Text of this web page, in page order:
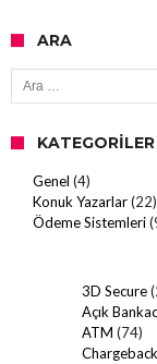
ARA
Arama:
KATEGORILER
Genel (4)
Konuk Yazarlar(22)
Ödeme Sistemleri
3D Secure
Açık
ATM (74)
Chargeback